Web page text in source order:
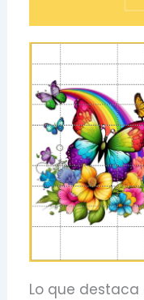
Lo que destaca